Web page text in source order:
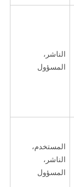
الناشر،
المسؤول
المستخدم،
الناشر،
المسؤول